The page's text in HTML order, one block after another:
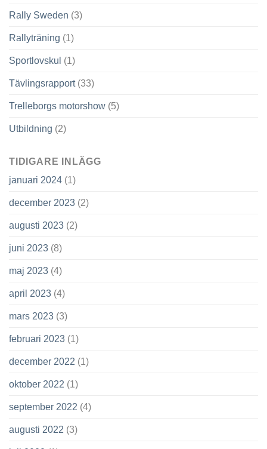
Rally Sweden (3)
Rallyträning (1)
Sportlovskul (1)
Tävlingsrapport(33)
Trelleborgs motorshow (5)
Utbildning (2)
TIDIGARE INLÄGG
januari 2024 (1)
december 2023 (2)
augusti 2023 (2)
juni 2023 (8)
maj 2023 (4)
april 2023 (4)
mars 2023 (3)
februari 2023 (1)
december 2022 (1)
oktober 2022 (1)
september 2022 (4)
augusti 2022 (3)